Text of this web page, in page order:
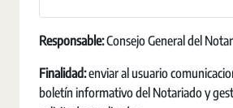
Responsable:Consejo General del
Finalidad:enviar al usuario
boletín informativo del Notariado y